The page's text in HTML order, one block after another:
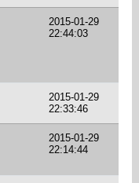
2015-01-29
22:44:03
2015-01-29
22:33:46
2015-01-29
22:14:44